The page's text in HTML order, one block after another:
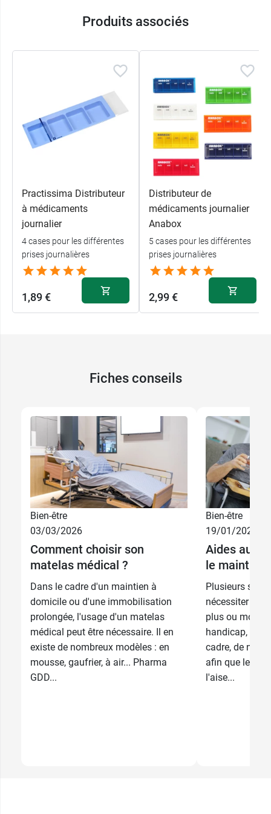
Produits associés
Practissima Distributeur
à médicaments
journalier
4 cases pour les différentes
prises journalières
1,89 €
Distributeur de
médicaments journalier
Anabox
5 cases pour les différentes
prises journalières
2,99 €
Fiches conseils
Bien-être
03/03/2026
Comment choisir son
matelas médical ?
Dans le cadre d'un maintien à
domicile ou d'une immobilisation
prolongée, l'usage d'un matelas
médical peut être nécessaire. Il en
existe de nombreux modèles : en
mousse, gaufrier, à air... Pharma
GDD...
Bien-être
19/01/2026
Aides au
le maintien
Plusieurs
nécessiter un
plus ou moins
handicap,
cadre, de
afin que le
l'aise...